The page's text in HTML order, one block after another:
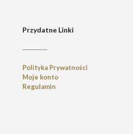
Przydatne Linki
Polityka Prywatności
Moje konto
Regulamin